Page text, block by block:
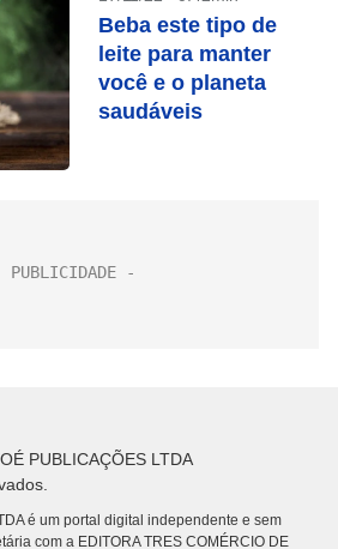
Beba este tipo de
leite para manter
você e o planeta
saudáveis
PUBLICAÇÕES LTDA
é um portal digital independente e sem
com a EDITORA TRES COMÉRCIO DE